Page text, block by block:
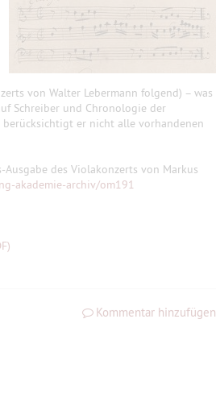
von Walter Lebermann folgend) – was
Schreiber und Chronologie der
berücksichtigt er nicht alle vorhandenen
des Violakonzerts von Markus
akademie-archiv/om191
Kommentar hinzufügen